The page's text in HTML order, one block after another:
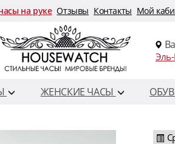
на руке Отзывы Контакты Мой
ЖЕНСКИЕ ЧАСЫ